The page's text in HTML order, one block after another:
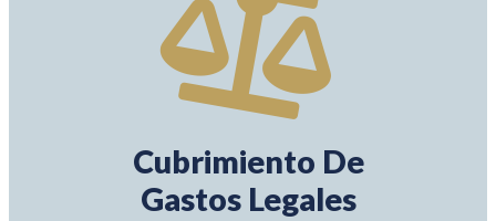
Cubrimiento De
Gastos Legales